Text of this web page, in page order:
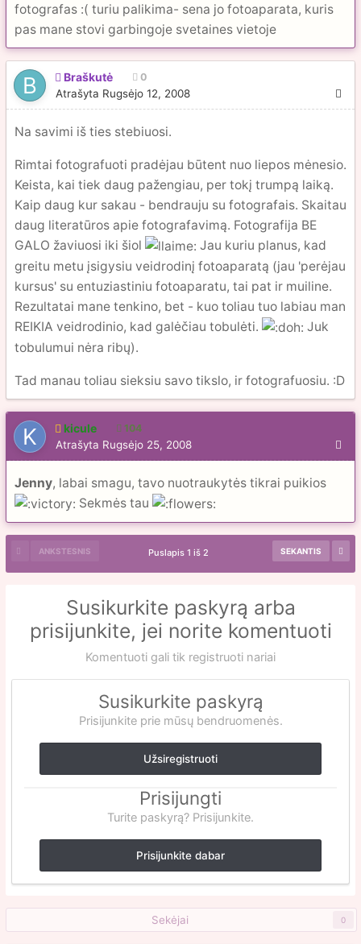
fotografas :( turiu palikima- sena jo fotoaparata, kuris
pas mane stovi garbingoje svetaines vietoje
Braškutė 0
Atrašyta Rugsėjo 12, 2008
Na savimi iš ties stebiuosi.
Rimtai fotografuoti pradėjau būtent nuo liepos mėnesio.
Keista, kai tiek daug pažengiau, per tokį trumpą laiką.
Kaip daug kur sakau - bendrauju su fotografais. Skaitau
daug literatūros apie fotografavimą. Fotografija BE
GALO žaviuosi iki šiol
Jau kuriu planus, kad
greitu metu įsigysiu veidrodinį fotoaparatą (jau 'perėjau
kursus' su entuziastiniu fotoaparatu, tai pat ir muiline.
Rezultatai mane tenkino, bet - kuo toliau tuo labiau man
REIKIA veidrodinio, kad galėčiau tobulėti.
Juk
tobulumui nėra ribų).
Tad manau toliau sieksiu savo tikslo, ir fotografuosiu. :D
kicule 104
Atrašyta Rugsėjo 25, 2008
Jenny, labai smagu, tavo nuotraukytės tikrai puikios
Sekmės tau
ANKSTESNIS SEKANTIS
Puslapis 1 iš 2
Susikurkite paskyrą arba
prisijunkite, jei norite komentuoti
Komentuoti gali tik registruoti nariai
Susikurkite paskyrą
Prisijunkite prie mūsų bendruomenės.
Užsiregistruoti
Prisijungti
Turite paskyrą? Prisijunkite.
Prisijunkite dabar
Sekėjai 0